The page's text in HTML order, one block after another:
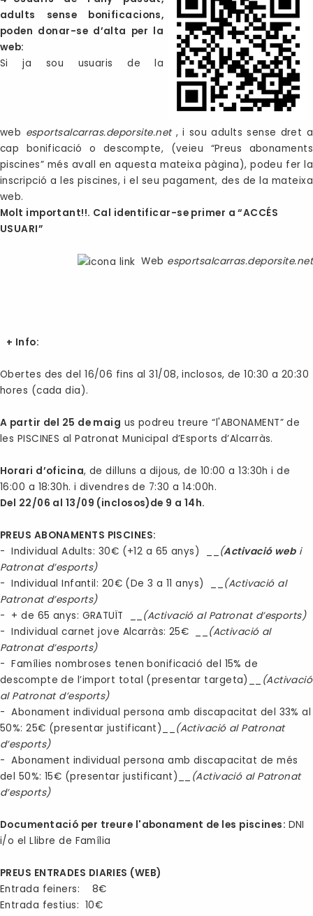
adults sense bonificacions,
poden donar-se d’alta per la
web:
Si ja sou usuaris de la
web esportsalcarras.deporsite.net, i sou adults sense dret a
cap bonificació o descompte, (veieu “Preus abonaments
piscines” més avall en aquesta mateixa pàgina), podeu fer la
inscripció a les piscines, i el seu pagament, des de la mateixa
web.
Molt important!!. Cal identificar-se primer a “ACCÉS
USUARI”
Web esportsalcarras.deporsite.net
+ Info:
Obertes des del 16/06 fins al 31/08, inclosos, de 10:30 a 20:30
hores (cada dia).
A partir del 25 de maig us podreu treure “l'ABONAMENT” de
les PISCINES al Patronat Municipal d’Esports d’Alcarràs.
Horari d’oficina, de dilluns a dijous, de 10:00 a 13:30h i de
16:00 a 18:30h. i divendres de 7:30 a 14:00h.
Del 22/06 al 13/09 (inclosos)de 9 a 14h.
PREUS ABONAMENTS PISCINES:
- Individual Adults: 30€ (+12 a 65 anys) __
(Activació webi
Patronat d’esports)
- Individual Infantil: 20€ (De 3 a 11 anys) __ (Activació al
Patronat d’esports)
- + de 65 anys: GRATUÏT __ (Activació al Patronat d’esports)
- Individual carnet jove Alcarràs: 25€ __ (Activació al
Patronat d’esports)
- Famílies nombroses tenen bonificació del 15% de
descompte de l’import total (presentar targeta)__
(Activació
al Patronat d’esports)
- Abonament individual persona amb discapacitat del 33% al
50%: 25€ (presentar justificant)__ (Activació al Patronat
d’esports)
- Abonament individual persona amb discapacitat de més
del 50%: 15€ (presentar justificant)__
(Activació al Patronat
d’esports)
Documentació per treure l'abonament de les piscines: DNI
i/o el Llibre de Família
PREUS ENTRADES DIARIES (WEB)
Entrada feiners: 8€
Entrada festius: 10€